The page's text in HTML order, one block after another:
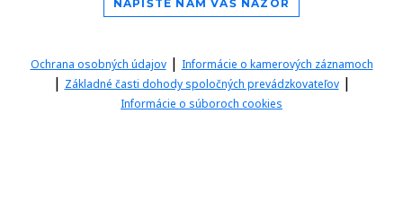
NAPÍŠTE NÁM VÁŠ NÁZOR
Ochrana osobných údajov| Informácie o kamerových záznamoch
| Základné časti dohody spoločných prevádzkovateľov|
Informácie o súboroch cookies